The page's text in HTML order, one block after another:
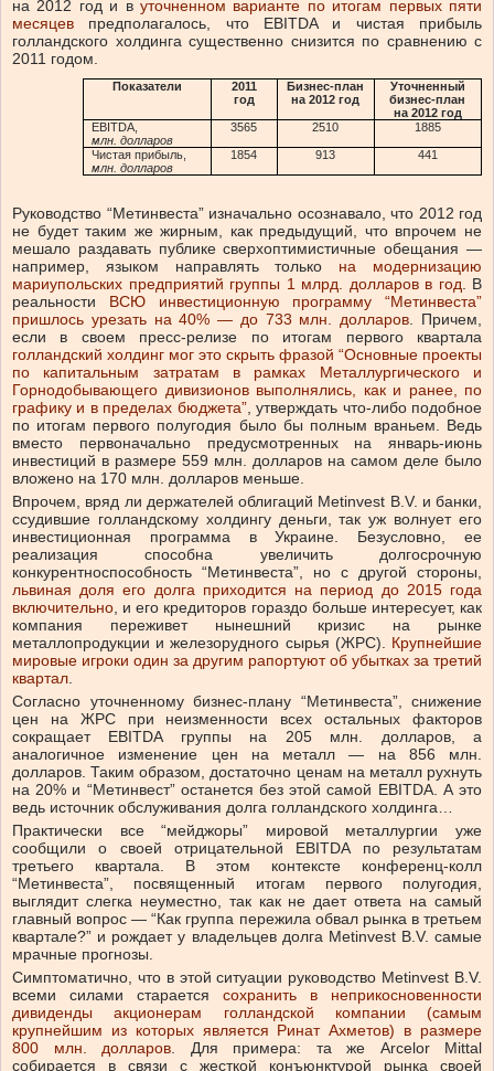
на 2012 год и в уточненном варианте по итогам первых пяти
месяцев предполагалось, что EBITDA и чистая прибыль
голландского холдинга существенно снизится по сравнению с
2011 годом.
Показатели
2011
год
Бизнес-план
на 2012 год
Уточненный
бизнес-план
на 2012 год
EBITDA,
млн. долларов
3565 2510 1885
Чистая прибыль,
млн. долларов
1854 913 441
Руководство “Метинвеста” изначально осознавало, что 2012 год
не будет таким же жирным, как предыдущий, что впрочем не
мешало раздавать публике сверхоптимистичные обещания —
например, языком направлять только на модернизацию
мариупольских предприятий группы 1 млрд. долларов в год . В
реальности ВСЮ инвестиционную программу “Метинвеста”
пришлось урезать на 40% — до 733 млн. долларов . Причем,
если в своем пресс-релизе по итогам первого квартала
голландский холдинг мог это скрыть фразой “Основные проекты
по капитальным затратам в рамках Металлургического и
Горнодобывающего дивизионов выполнялись, как и ранее, по
графику и в пределах бюджета”, утверждать что-либо подобное
по итогам первого полугодия было бы полным враньем. Ведь
вместо первоначально предусмотренных на январь-июнь
инвестиций в размере 559 млн. долларов на самом деле было
вложено на 170 млн. долларов меньше.
Впрочем, вряд ли держателей облигаций Metinvest B.V. и банки,
ссудившие голландскому холдингу деньги, так уж волнует его
инвестиционная программа в Украине. Безусловно, ее
реализация способна увеличить долгосрочную
конкурентноспособность “Метинвеста”, но с другой стороны,
львиная доля его долга приходится на период до 2015 года
включительно , и его кредиторов гораздо больше интересует, как
компания переживет нынешний кризис на рынке
металлопродукции и железорудного сырья (ЖРС). Крупнейшие
мировые игроки один за другим рапортуют об убытках за третий
квартал
Согласно уточненному бизнес-плану “Метинвеста”, снижение
цен на ЖРС при неизменности всех остальных факторов
сокращает EBITDA группы на 205 млн. долларов, а
аналогичное изменение цен на металл — на 856 млн.
долларов. Таким образом, достаточно ценам на металл рухнуть
на 20% и “Метинвест” останется без этой самой EBITDA. А это
ведь источник обслуживания долга голландского холдинга…
Практически все “мейджоры” мировой металлургии уже
сообщили о своей отрицательной EBITDA по результатам
третьего квартала. В этом контексте конференц-колл
“Метинвеста”, посвященный итогам первого полугодия,
выглядит слегка неуместно, так как не дает ответа на самый
главный вопрос — “Как группа пережила обвал рынка в третьем
квартале?” и рождает у владельцев долга Metinvest B.V. самые
мрачные прогнозы.
Симптоматично, что в этой ситуации руководство Metinvest B.V.
всеми силами старается сохранить в неприкосновенности
дивиденды акционерам голландской компании (самым
крупнейшим из которых является Ринат Ахметов) в размере
800 млн. долларов . Для примера: та же Arcelor Mittal
собирается в связи с жесткой конъюнктурой рынка своей